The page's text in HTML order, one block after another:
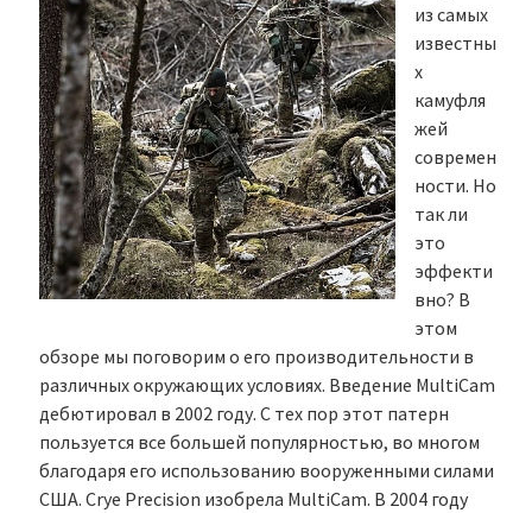
из самых
известны
х
камуфля
жей
современ
ности. Но
так ли
это
эффекти
вно? В
этом
обзоре мы поговорим о его производительности в
различных окружающих условиях. Введение MultiCam
дебютировал в 2002 году. С тех пор этот патерн
пользуется все большей популярностью, во многом
благодаря его использованию вооруженными силами
США. Crye Precision изобрела MultiCam. В 2004 году